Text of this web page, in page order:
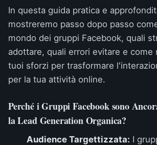
In questa guida pratica e
mostreremo passo dopo passo
mondo dei gruppi Facebook, quali
adottare, quali errori evitare e come
tuoi sforzi per trasformare
per la tua attività online.
Perché i Gruppi Facebook sono
la Lead Generation Organica?
Audience Targettizzata: I